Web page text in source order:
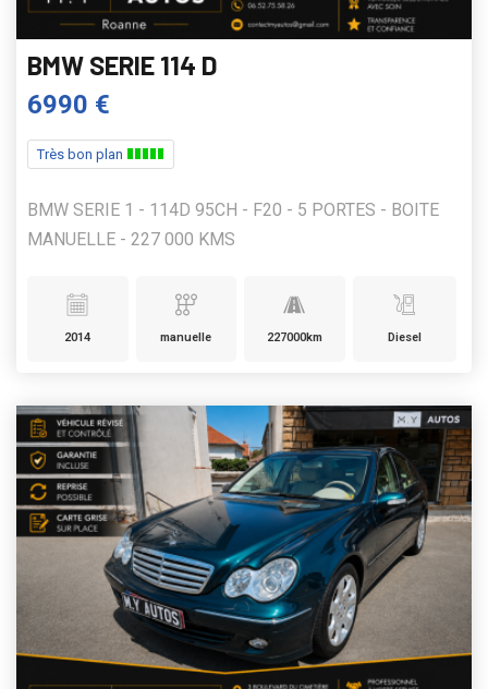
BMW SERIE 114 D
6990 €
Très bon plan
BMW SERIE 1 - 114D 95CH - F20 - 5 PORTES - BOITE
MANUELLE - 227 000 KMS
2014 manuelle 227000km Diesel